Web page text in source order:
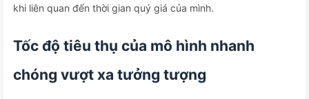
khi liên quan đến thời gian quý giá của mình.
Tốc độ tiêu thụ của mô hình nhanh
chóng vượt xa tưởng tượng